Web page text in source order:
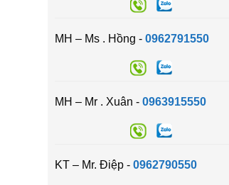
MH – Ms . Hồng - 0962791550
MH – Mr . Xuân - 0963915550
KT – Mr. Điệp - 0962790550